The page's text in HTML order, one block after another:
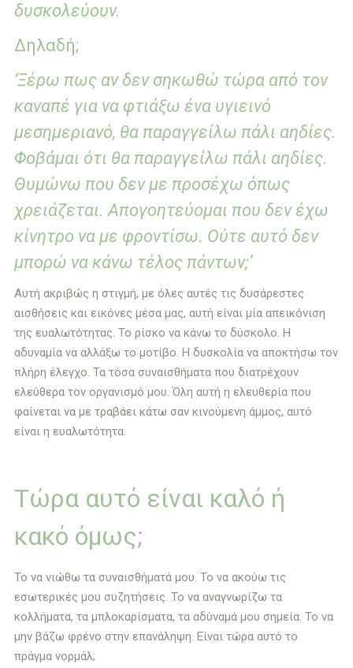
δυσκολεύουν.
Δηλαδή;
‘Ξέρω πως αν δεν σηκωθώ τώρα από τον
καναπέ για να φτιάξω ένα υγιεινό
μεσημεριανό, θα παραγγείλω πάλι αηδίες.
Φοβάμαι ότι θα παραγγείλω πάλι αηδίες.
Θυμώνω που δεν με προσέχω όπως
χρειάζεται. Απογοητεύομαι που δεν έχω
κίνητρο να με φροντίσω. Ούτε αυτό δεν
μπορώ να κάνω τέλος πάντων;’
Αυτή ακριβώς η στιγμή, με όλες αυτές τις δυσάρεστες
αισθήσεις και εικόνες μέσα μας, αυτή είναι μία απεικόνιση
της ευαλωτότητας. Το ρίσκο να κάνω το δύσκολο. Η
αδυναμία να αλλάξω το μοτίβο. Η δυσκολία να αποκτήσω τον
πλήρη έλεγχο. Τα τόσα συναισθήματα που διατρέχουν
ελεύθερα τον οργανισμό μου. Όλη αυτή η ελευθερία που
φαίνεται να με τραβάει κάτω σαν κινούμενη άμμος, αυτό
είναι η ευαλωτότητα.
Τώρα αυτό είναι καλό ή
κακό όμως;
Το να νιώθω τα συναισθήματά μου. Το να ακούω τις
εσωτερικές μου συζητήσεις. Το να αναγνωρίζω τα
κολλήματα, τα μπλοκαρίσματα, τα αδύναμά μου σημεία. Το να
μην βάζω φρένο στην επανάληψη. Είναι τώρα αυτό το
πράγμα νορμάλ;